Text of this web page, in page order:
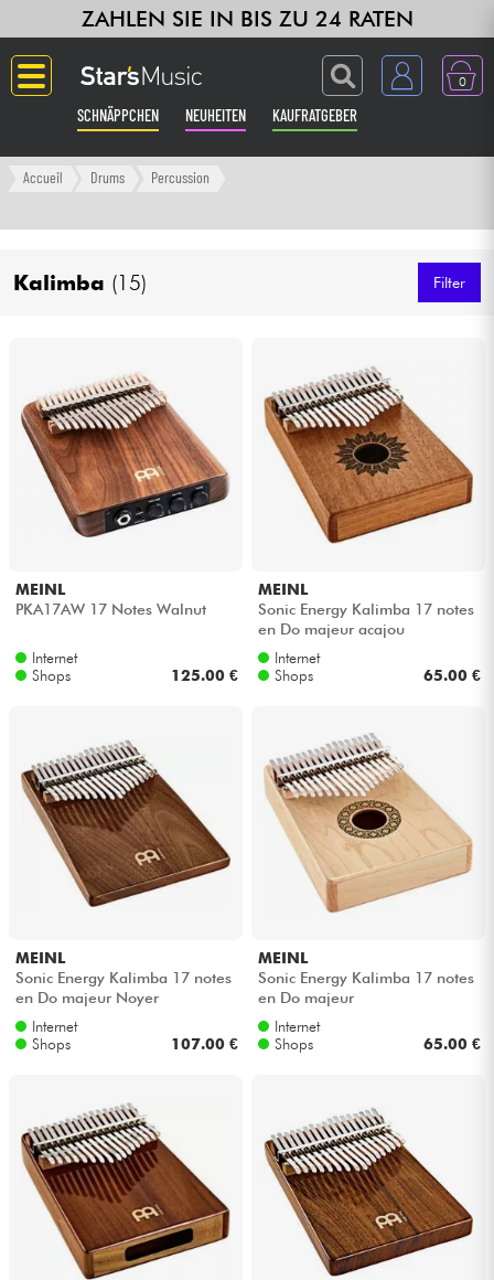
ZAHLEN SIE IN BIS ZU 24 RATEN
0
SCHNÄPPCHEN NEUHEITEN KAUFRATGEBER
Langue
Verstärker & Effekte
Synths & samplers
Studio
Kopfhörer
Licht
Drums
Blasinstrumente
Kinder
Kabel & Zubehöre
Bundle
Sehen Sie sich unsere Marken an
Accueil Drums Percussion
Kalimba (15) Filter
MEINL
PKA17AW 17 Notes Walnut
Internet
Shops
125.00 €
MEINL
Sonic Energy Kalimba 17 notes
en Do majeur acajou
Internet
Shops
65.00 €
MEINL
Sonic Energy Kalimba 17 notes
en Do majeur Noyer
Internet
Shops
107.00 €
MEINL
Sonic Energy Kalimba 17 notes
en Do majeur
Internet
Shops
65.00 €